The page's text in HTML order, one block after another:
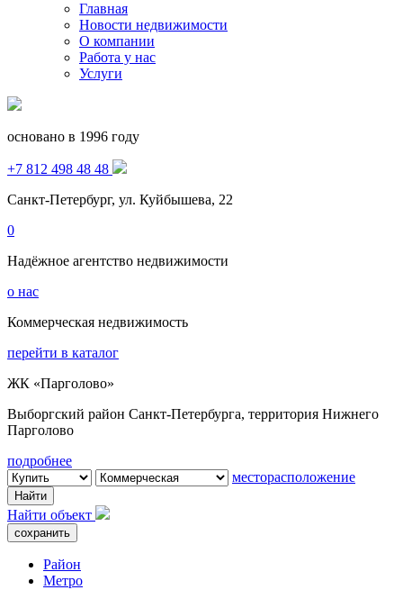
Главная
Новости недвижимости
О компании
Работа у нас
Услуги
основано в 1996 году
+7 812 498 48 48
Санкт-Петербург, ул. Куйбышева, 22
0
Надёжное агентство недвижимости
о нас
Коммерческая недвижимость
перейти в каталог
ЖК «Парголово»
Выборгский район Санкт-Петербурга, территория Нижнего
Парголово
подробнее
месторасположение
Найти
Найти объект
Район
Метро